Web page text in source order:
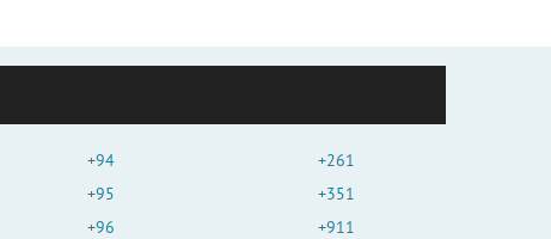
+94
+95
+96
+261
+351
+911